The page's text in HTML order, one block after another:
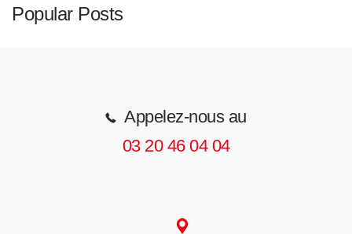
Popular Posts
Appelez-nous au
03 20 46 04 04